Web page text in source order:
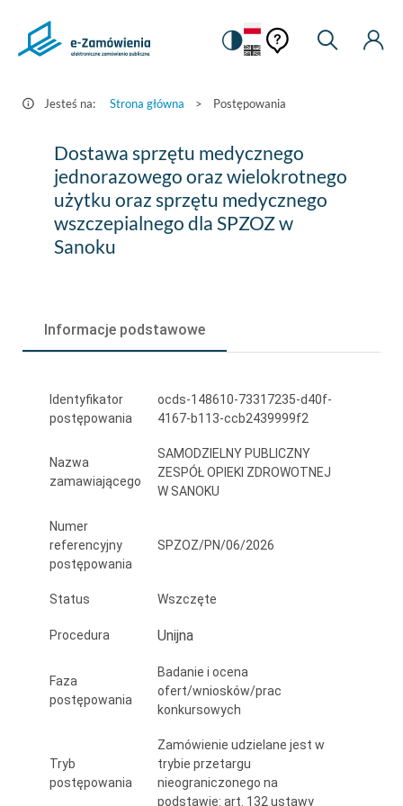
Postępowania
Zamówienia.gov.pl
Zmiana
na
kontrastową
Pomoc
kontekstowa
Pomoc
Moje
Jesteś na: Strona główna > Postępowania
Dostawa
sprzętu
medycznego
jednorazowego
użytku
oraz
sprzętu
medycznego
wszczepialnego
dla
SPZOZ
Dostawa sprzętu medycznego
jednorazowego oraz wielokrotnego
użytku oraz sprzętu medycznego
wszczepialnego dla SPZOZ w
Sanoku
Informacje podstawowe
Identyfikator
postępowania
ocds-148610-73317235-d40f-
4167-b113-ccb2439999f2
Nazwa
zamawiającego
SAMODZIELNY PUBLICZNY
ZESPÓŁ OPIEKI ZDROWOTNEJ
W SANOKU
Numer
referencyjny
postępowania
SPZOZ/PN/06/2026
Status Wszczęte
Procedura Unijna
Faza
postępowania
Badanie i ocena
ofert/wniosków/prac
konkursowych
Tryb
postępowania
Zamówienie udzielane jest w
trybie przetargu
nieograniczonego na
podstawie: art. 132 ustawy